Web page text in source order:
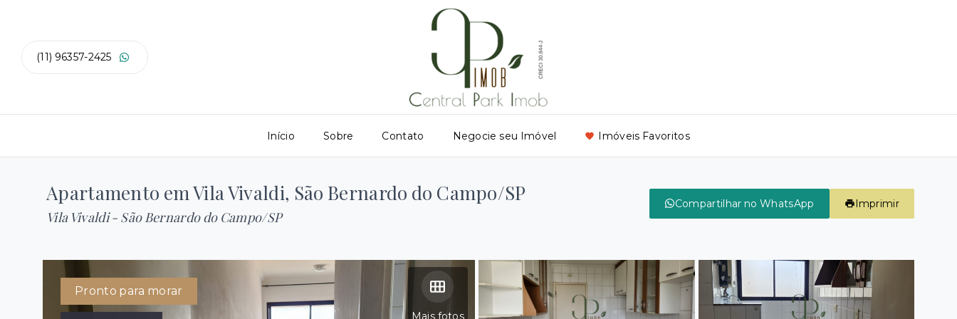
(11) 96357-2425
Início Sobre Contato Negocie seu Imóvel Imóveis Favoritos
Apartamento em Vila Vivaldi, São Bernardo do Campo/SP
Vila Vivaldi - São Bernardo do Campo/SP
Compartilhar no WhatsApp Imprimir
Mais fotos
Pronto para morar